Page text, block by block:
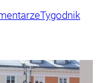
Tygodnik